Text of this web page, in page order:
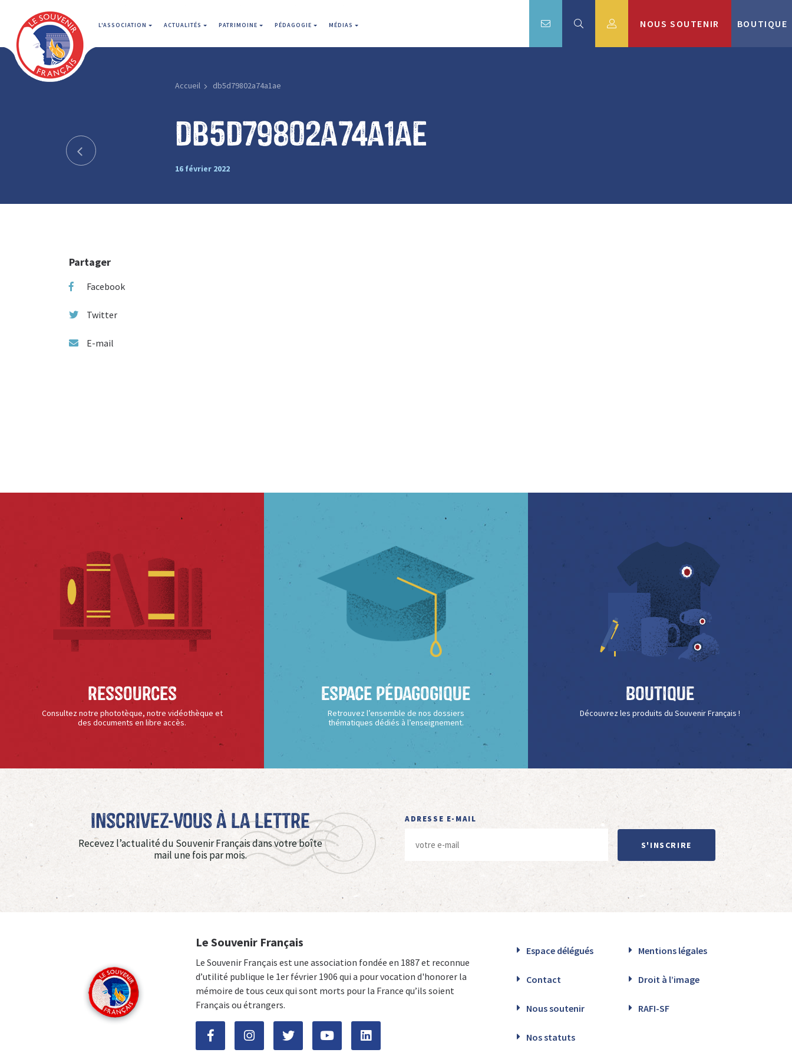
L'ASSOCIATION ACTUALITÉS PATRIMOINE PÉDAGOGIE MÉDIAS NOUS SOUTENIR BOUTIQUE
Accueil db5d79802a74a1ae
db5d79802a74a1ae
16 février 2022
Partager
Facebook
Twitter
E-mail
Ressources
Consultez notre phototèque, notre vidéothèque et
des documents en libre accès.
Espace Pédagogique
Retrouvez l’ensemble de nos dossiers
thématiques dédiés à l’enseignement.
Boutique
Découvrez les produits du Souvenir Français !
Inscrivez-vous à La Lettre
Recevez l’actualité du Souvenir Français dans votre boîte
mail une fois par mois.
ADRESSE E-MAIL
S'INSCRIRE
Le Souvenir Français
Le Souvenir Français est une association fondée en 1887 et reconnue
d’utilité publique le 1er février 1906 qui a pour vocation d'honorer la
mémoire de tous ceux qui sont morts pour la France qu’ils soient
Français ou étrangers.
Espace délégués Mentions légales
Contact Droit à l’image
Nous soutenir RAFI-SF
Nos statuts